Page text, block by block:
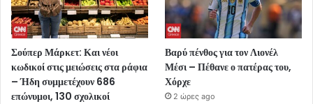
Σούπερ Μάρκετ: Και νέοι
κωδικοί στις μειώσεις στα ράφια
– Ήδη συμμετέχουν 686
επώνυμοι, 130 σχολικοί
Βαρύ πένθος για τον Λιονέλ
Μέσι – Πέθανε ο πατέρας του,
Χόρχε
2 ώρες ago